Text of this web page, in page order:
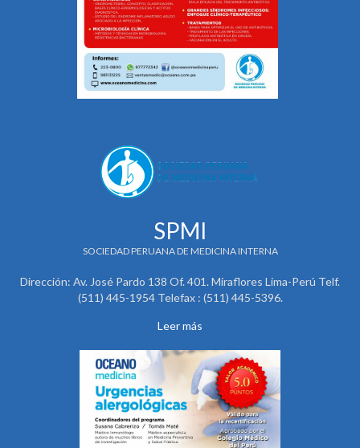
SPMI
SOCIEDAD PERUANA DE MEDICINA INTERNA
Dirección: Av. José Pardo 138 Of. 401. Miraflores Lima-Perú Telf.
(511) 445-1954 Telefax : (511) 445-5396.
Leer más